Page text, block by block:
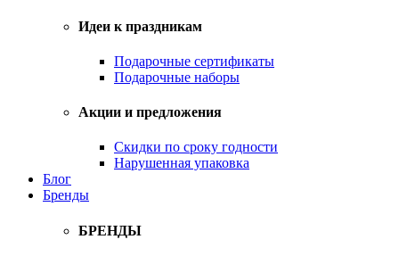
Идеи к праздникам
Подарочные сертификаты
Подарочные наборы
Акции и предложения
Скидки по сроку годности
Нарушенная упаковка
Блог
Бренды
БРЕНДЫ